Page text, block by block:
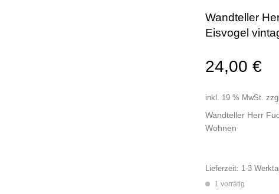
Taschen/Turnbeutel
Wandteller
Eisvogel
24,00 €
inkl. 19 % MwSt.
Wandteller Herr
Wohnen
Lieferzeit: 1-3
1 vorrätig